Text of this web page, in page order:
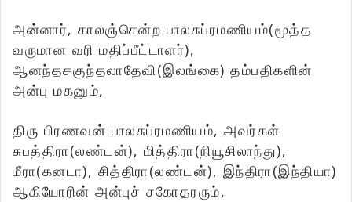
அன்னார், காலஞ்சென்ற பாலசுப்ரமணியம்(மூத்த
வருமான வரி மதிப்பீட்டாளர்),
ஆனந்தசகுந்தலாதேவி(இலங்கை) தம்பதிகளின்
அன்பு மகனும்,
திரு பிரணவன் பாலசுப்ரமணியம், அவர்கள்
சுபத்திரா(லண்டன்), மித்திரா(நியூசிலாந்து),
மீரா(கனடா), சித்திரா(லண்டன்), இந்திரா(இந்தியா)
ஆகியோரின் அன்புச் சகோதரரும்,